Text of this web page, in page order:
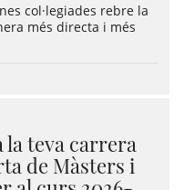
col·legiades rebre la
més directa i més
teva carrera
de Màsters i